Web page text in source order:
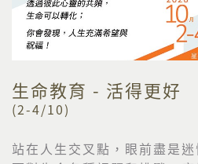
生命教育 - 活得更好
(2-4/10)
站在人生交叉點，眼前盡是迷